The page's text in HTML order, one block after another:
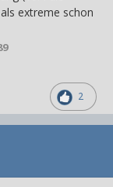
extreme schon
2